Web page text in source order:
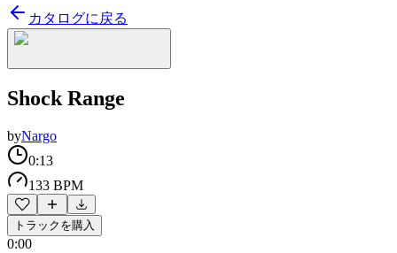
カタログに戻る
Shock Range
byNargo
0:13
133 BPM
トラックを購入
0:00